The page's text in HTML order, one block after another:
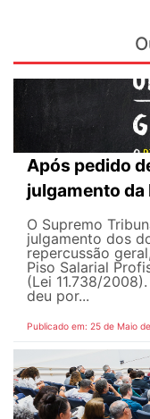
Após pedido
julgamento da
O Supremo
julgamento dos
repercussão
Piso Salarial
(Lei 11.738/
deu por...
Publicado em: 25 de Maio